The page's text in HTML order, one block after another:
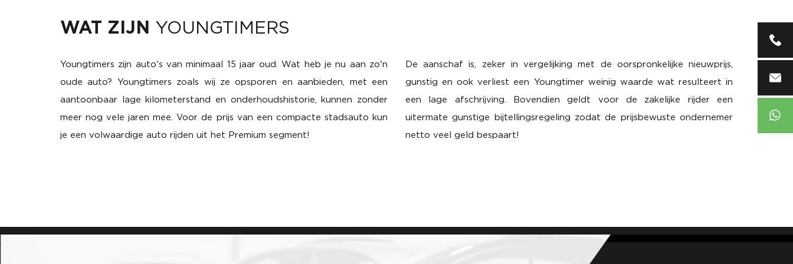
06 25
WAT ZIJN YOUNGTIMERS
Youngtimers zijn auto's van minimaal 15 jaar oud. Wat heb je nu aan zo'n
oude auto? Youngtimers zoals wij ze opsporen en aanbieden, met een
aantoonbaar lage kilometerstand en onderhoudshistorie, kunnen zonder
meer nog vele jaren mee. Voor de prijs van een compacte stadsauto kun
je een volwaardige auto rijden uit het Premium segment!
De aanschaf is, zeker in vergelijking met de oorspronkelijke nieuwprijs,
gunstig en ook verliest een Youngtimer weinig waarde wat resulteert in
een lage afschrijving. Bovendien geldt voor de zakelijke rijder een
uitermate gunstige bijtellingsregeling zodat de prijsbewuste ondernemer
netto veel geld bespaart!